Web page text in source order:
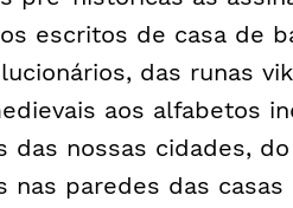
escritos de casa de
das runas
aos alfabetos
das nossas cidades, do
nas paredes das casas